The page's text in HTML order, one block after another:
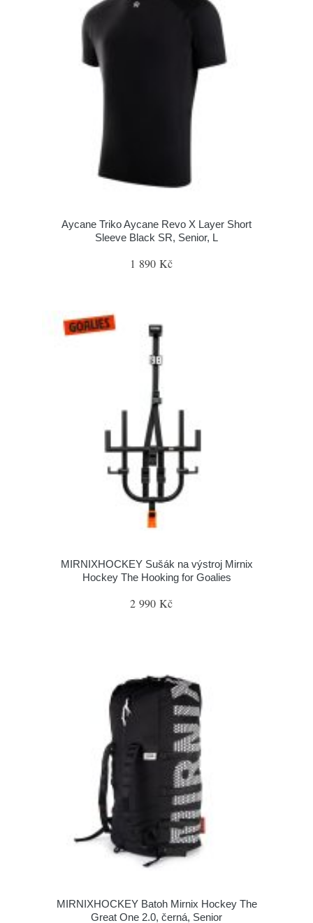
Aycane Triko Aycane Revo X Layer Short
Sleeve Black SR, Senior, L
1 890 Kč
MIRNIXHOCKEY Sušák na výstroj Mirnix
Hockey The Hooking for Goalies
2 990 Kč
MIRNIXHOCKEY Batoh Mirnix Hockey The
Great One 2.0, černá, Senior